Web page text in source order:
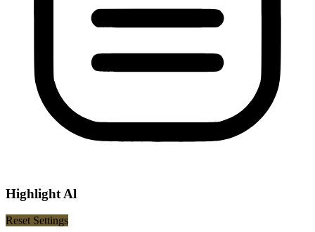
Highlight Al
Reset Settings